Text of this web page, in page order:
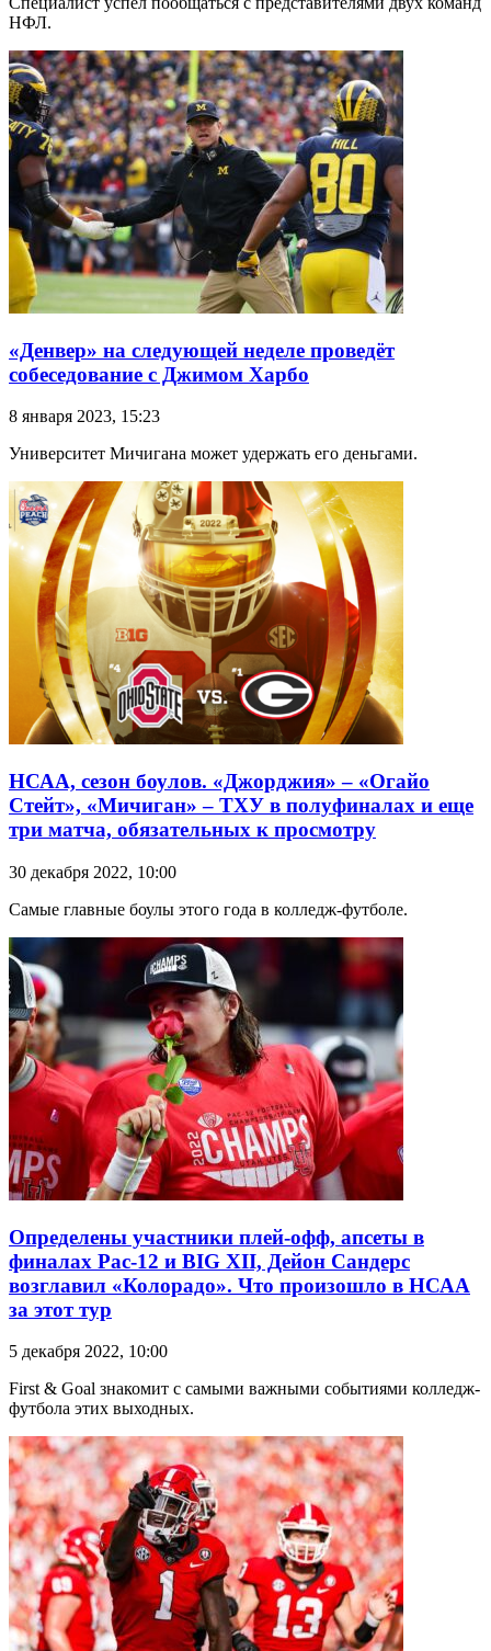
НФЛ.
«Денвер» на следующей неделе проведёт
собеседование с Джимом Харбо
8 января 2023, 15:23
Университет Мичигана может удержать его деньгами.
НСАА, сезон боулов. «Джорджия» – «Огайо
Стейт», «Мичиган» – ТХУ в полуфиналах и еще
три матча, обязательных к просмотру
30 декабря 2022, 10:00
Самые главные боулы этого года в колледж-футболе.
Определены участники плей-офф, апсеты в
финалах Pac-12 и BIG XII, Дейон Сандерс
возглавил «Колорадо». Что произошло в НСАА
за этот тур
5 декабря 2022, 10:00
First & Goal знакомит с самыми важными событиями колледж-
футбола этих выходных.